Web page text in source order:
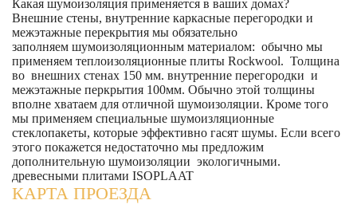
Какая шумоизоляция применяется в ваших домах?
Внешние стены, внутренние каркасные перегородки и
межэтажные перекрытия мы обязательно
заполняем шумоизоляционным материалом: обычно мы
применяем теплоизоляционные плиты Rockwool. Толщина
во внешних стенах 150 мм. внутренние перегородки и
межэтажные перкрытия 100мм. Обычно этой толщины
вполне хватаем для отличной шумоизоляции. Кроме того
мы применяем специальные шумоизляционные
стеклопакеты, которые эффективно гасят шумы. Если всего
этого покажется недостаточно мы предложим
дополнительную шумоизоляции экологичными.
древесными плитами ISOPLAAT
КАРТА ПРОЕЗДА